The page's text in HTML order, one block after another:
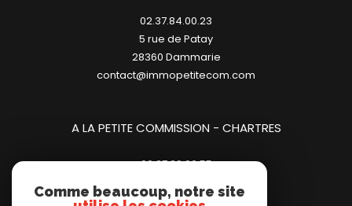
A LA PETITE COMMISSION - CHARTRES
02.37.20.00.55
28000 chartres
02.37.84.00.23
5 rue de Patay
28360
dammarie
contact@immopetitecom.com
Comme beaucoup, notre site